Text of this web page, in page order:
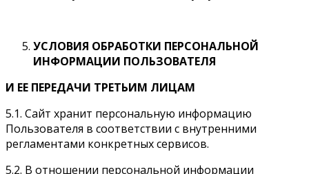
УСЛОВИЯ ОБРАБОТКИ ПЕРСОНАЛЬНОЙ
ИНФОРМАЦИИ ПОЛЬЗОВАТЕЛЯ
И ЕЕ ПЕРЕДАЧИ ТРЕТЬИМ ЛИЦАМ
5.1. Сайт хранит персональную информацию
Пользователя в соответствии с внутренними
регламентами конкретных сервисов.
5.2. В отношении персональной информации